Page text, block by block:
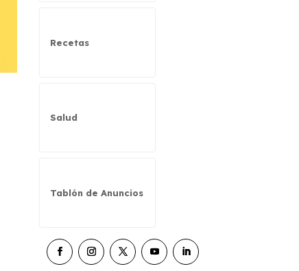
Recetas
Salud
Tablón de Anuncios